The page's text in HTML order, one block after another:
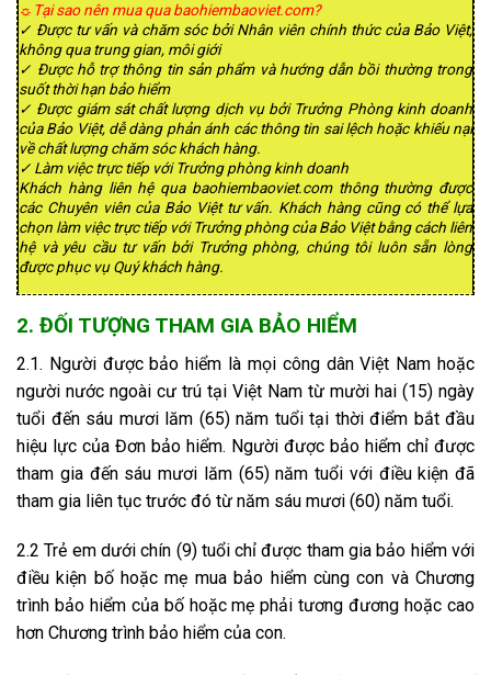
☼Tại sao nên mua qua baohiembaoviet.com?
✓ Được tư vấn và chăm sóc bởi Nhân viên chính thức của Bảo Việt,
không qua trung gian, môi giới
✓ Được hỗ trợ thông tin sản phẩm và hướng dẫn bồi thường trong
suốt thời hạn bảo hiểm
✓ Được giám sát chất lượng dịch vụ bởi Trưởng Phòng kinh doanh
của Bảo Việt, dễ dàng phản ánh các thông tin sai lệch hoặc khiếu nại
về chất lượng chăm sóc khách hàng.
✓ Làm việc trực tiếp với Trưởng phòng kinh doanh
Khách hàng liên hệ qua baohiembaoviet.com thông thường được
các Chuyên viên của Bảo Việt tư vấn. Khách hàng cũng có thể lựa
chọn làm việc trực tiếp với Trưởng phòng của Bảo Việt bằng cách liên
hệ và yêu cầu tư vấn bởi Trưởng phòng, chúng tôi luôn sẵn lòng
được phục vụ Quý khách hàng.
2. ĐỐI TƯỢNG THAM GIA BẢO HIỂM
2.1. Người được bảo hiểm là mọi công dân Việt Nam hoặc
người nước ngoài cư trú tại Việt Nam từ mười hai (15) ngày
tuổi đến sáu mươi lăm (65) năm tuổi tại thời điểm bắt đầu
hiệu lực của Đơn bảo hiểm. Người được bảo hiểm chỉ được
tham gia đến sáu mươi lăm (65) năm tuổi với điều kiện đã
tham gia liên tục trước đó từ năm sáu mươi (60) năm tuổi.
2.2 Trẻ em dưới chín (9) tuổi chỉ được tham gia bảo hiểm với
điều kiện bố hoặc mẹ mua bảo hiểm cùng con và Chương
trình bảo hiểm của bố hoặc mẹ phải tương đương hoặc cao
hơn Chương trình bảo hiểm của con.